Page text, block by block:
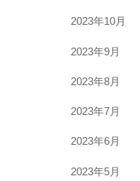
2023年10月
2023年9月
2023年8月
2023年7月
2023年6月
2023年5月